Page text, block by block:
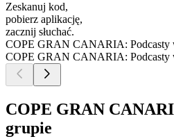
Zeskanuj kod,
pobierz aplikację,
zacznij słuchać.
COPE GRAN CANARIA: Podcasty
COPE GRAN CANARIA: Podcasty
COPE GRAN
grupie